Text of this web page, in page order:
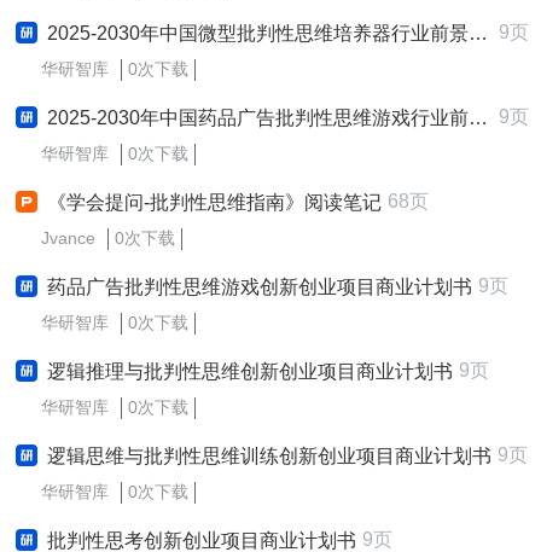
2025-2030年中国微型批判性思维培养器行业前景趋势预测及发展战略咨询报告 9页
华研智库 0次下载
2025-2030年中国药品广告批判性思维游戏行业前景趋势预测及发展战略咨询报告 9页
华研智库 0次下载
《学会提问-批判性思维指南》阅读笔记 68页
Jvance 0次下载
药品广告批判性思维游戏创新创业项目商业计划书 9页
华研智库 0次下载
逻辑推理与批判性思维创新创业项目商业计划书 9页
华研智库 0次下载
逻辑思维与批判性思维训练创新创业项目商业计划书 9页
华研智库 0次下载
批判性思考创新创业项目商业计划书 9页